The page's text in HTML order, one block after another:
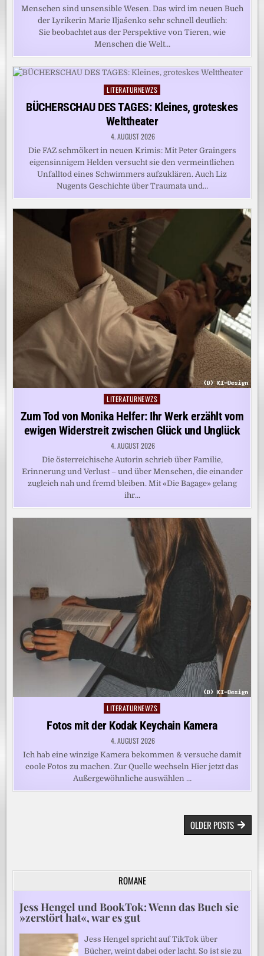
Menschen sind unsensible Wesen. Das wird im neuen Buch
der Lyrikerin Marie Iljašenko sehr schnell deutlich:
Sie beobachtet aus der Perspektive von Tieren, wie
Menschen die Welt…
Posted
in
LITERATURNEWZS
BÜCHERSCHAU DES TAGES: Kleines, groteskes
Welttheater
4. AUGUST 2026
Die FAZ schmökert in neuen Krimis: Mit Peter Graingers
eigensinnigem Helden versucht sie den vermeintlichen
Unfalltod eines Schwimmers aufzuklären. Auch Liz
Nugents Geschichte über Traumata und…
Posted
in
LITERATURNEWZS
Zum Tod von Monika Helfer: Ihr Werk erzählt vom
ewigen Widerstreit zwischen Glück und Unglück
4. AUGUST 2026
Die österreichische Autorin schrieb über Familie,
Erinnerung und Verlust – und über Menschen, die einander
zugleich nah und fremd bleiben. Mit «Die Bagage» gelang
ihr…
Posted
in
LITERATURNEWZS
Fotos mit der Kodak Keychain Kamera
4. AUGUST 2026
Ich hab eine winzige Kamera bekommen & versuche damit
coole Fotos zu machen. Zur Quelle wechseln Hier jetzt das
Außergewöhnliche auswählen …
BEITRAGSNAVIGATIONOLDER POSTS
ROMANE
Jess Hengel und BookTok: Wenn das Buch sie
»zerstört hat«, war es gut
Jess Hengel spricht auf TikTok über
Bücher, weint dabei oder lacht. So ist sie zu